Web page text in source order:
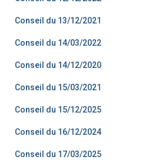
Conseil du 13/12/2021
Conseil du 14/03/2022
Conseil du 14/12/2020
Conseil du 15/03/2021
Conseil du 15/12/2025
Conseil du 16/12/2024
Conseil du 17/03/2025